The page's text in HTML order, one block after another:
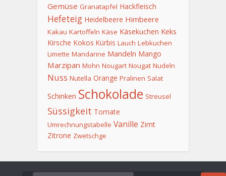
Gemüse Granatapfel Hackfleisch
Hefeteig Heidelbeere Himbeere
Kakau Kartoffeln Käse Käsekuchen Keks
Kirsche Kokos Kürbis Lauch Lebkuchen
Limette Mandarine Mandeln Mango
Marzipan Mohn Nougart Nougat Nudeln
Nuss Nutella Orange Pralinen Salat
Schinken Schokolade Streusel
Süssigkeit Tomate
Umrechnungstabelle Vanille Zimt
Zitrone Zwetschge